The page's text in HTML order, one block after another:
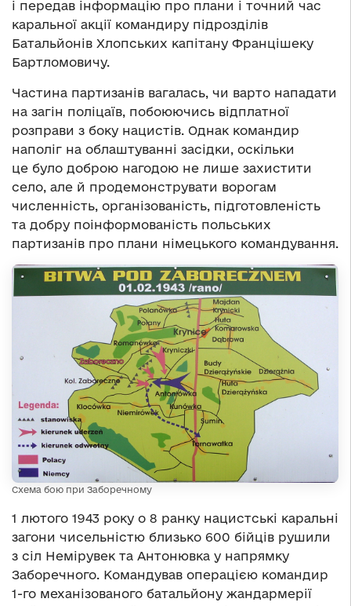
і передав інформацію про плани і точний час
каральної акції командиру підрозділів
Батальйонів Хлопських капітану Францішеку
Бартломовичу.
Частина партизанів вагалась, чи варто нападати
на загін поліцаїв, побоюючись відплатної
розправи з боку нацистів. Однак командир
наполіг на облаштуванні засідки, оскільки
це було доброю нагодою не лише захистити
село, але й продемонструвати ворогам
численність, організованість, підготовленість
та добру поінформованість польських
партизанів про плани німецького командування.
Схема бою при Заборечному
1 лютого 1943 року о 8 ранку нацистські каральні
загони чисельністю близько 600 бійців рушили
з сіл Немірувек та Антонювка у напрямку
Заборечного. Командував операцією командир
1-го механізованого батальйону жандармерії